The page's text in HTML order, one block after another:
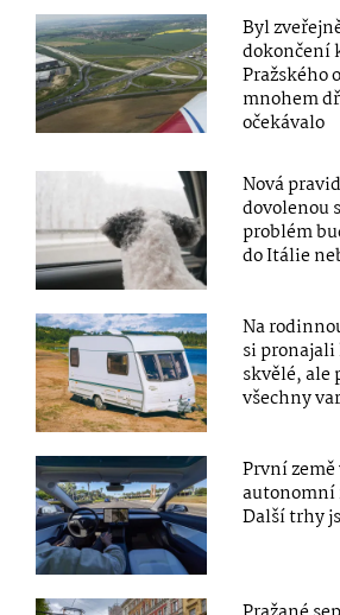
Byl
dokončení
Pražského
mnohem
očekávalo
Nová
dovolenou
problém
do Itálie
Na
si
skvělé, ale
všechny
První
autonomní
Další trhy